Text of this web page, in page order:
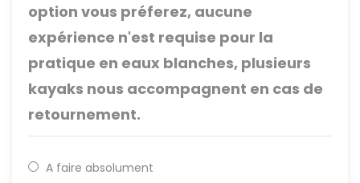
option vous préferez, aucune
expérience n'est requise pour la
pratique en eaux blanches, plusieurs
kayaks nous accompagnent en cas de
retournement.
A faire absolument